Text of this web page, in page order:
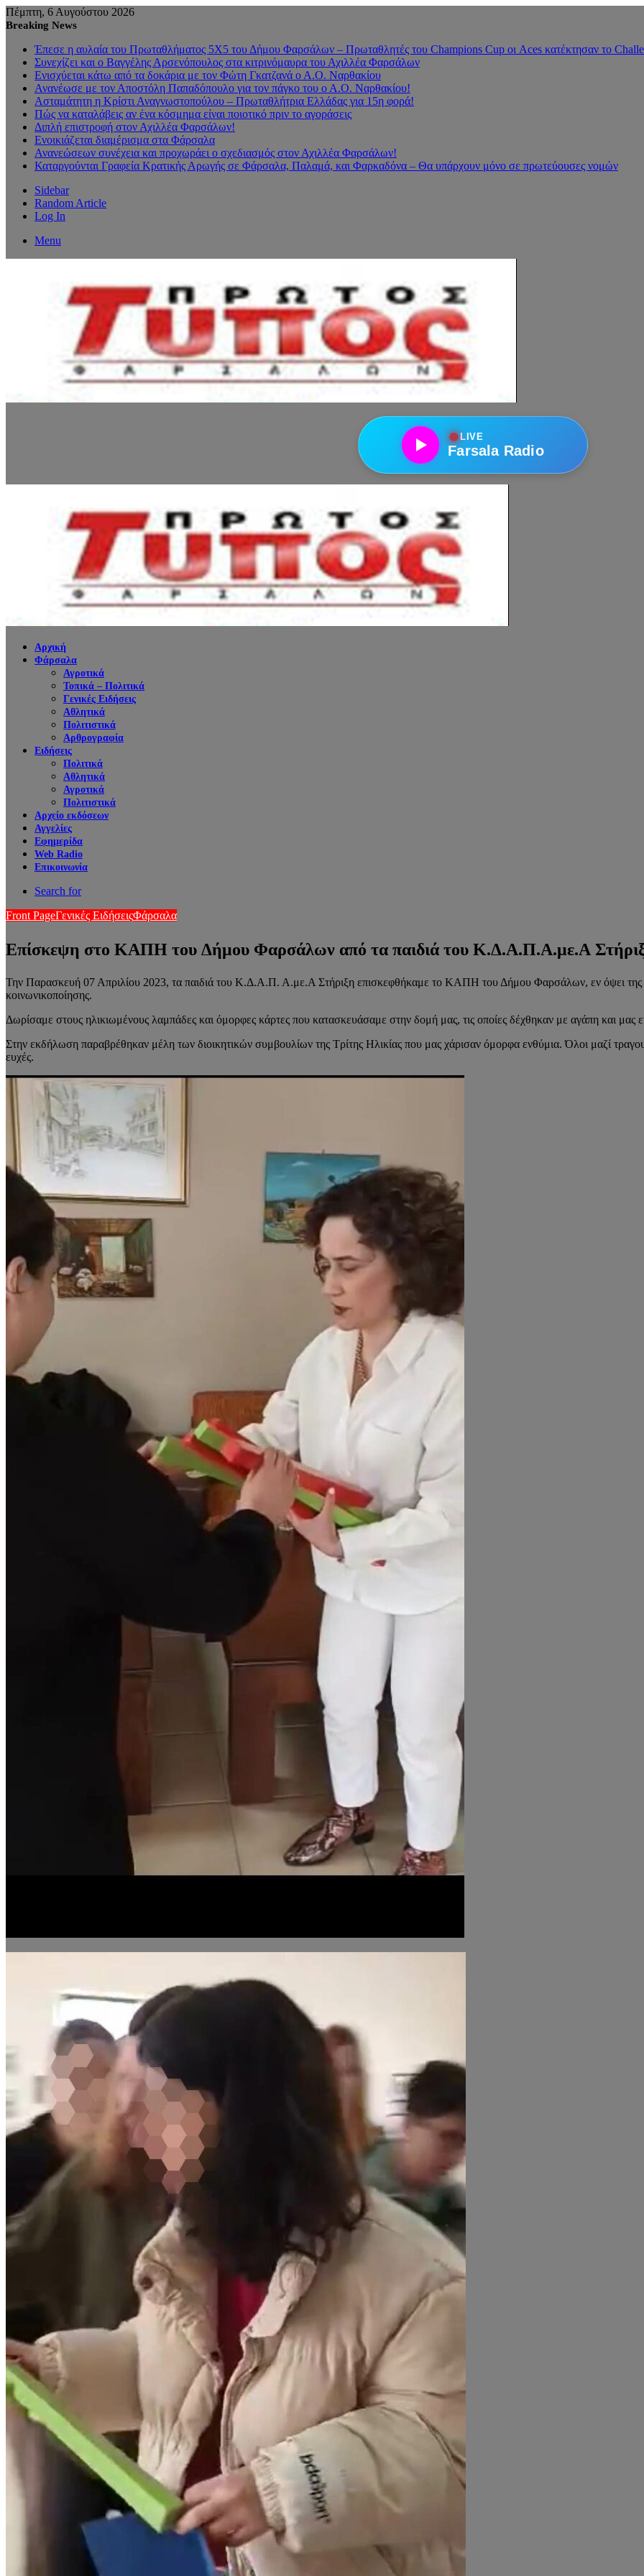
Πέμπτη, 6 Αυγούστου 2026
Breaking News
Έπεσε η αυλαία του Πρωταθλήματος 5Χ5 του Δήμου Φαρσάλων – Πρωταθλητές του Champions Cup οι Aces κατέκτησαν το
Συνεχίζει και ο Βαγγέλης Αρσενόπουλος στα κιτρινόμαυρα του Αχιλλέα Φαρσάλων
Ενισχύεται κάτω από τα δοκάρια με τον Φώτη Γκατζανά ο Α.Ο. Ναρθακίου
Ανανέωσε με τον Αποστόλη Παπαδόπουλο για τον πάγκο του ο Α.Ο. Ναρθακίου!
Ασταμάτητη η Κρίστι Αναγνωστοπούλου – Πρωταθλήτρια Ελλάδας για 15η φορά!
Πώς να καταλάβεις αν ένα κόσμημα είναι ποιοτικό πριν το αγοράσεις
Διπλή επιστροφή στον Αχιλλέα Φαρσάλων!
Ενοικιάζεται διαμέρισμα στα Φάρσαλα
Ανανεώσεων συνέχεια και προχωράει ο σχεδιασμός στον Αχιλλέα Φαρσάλων!
Καταργούνται Γραφεία Κρατικής Αρωγής σε Φάρσαλα, Παλαμά, και Φαρκαδόνα – Θα υπάρχουν μόνο σε πρωτεύουσες νομών
Sidebar
Random Article
Log In
Menu
●LIVE
Farsala Radio
Αρχική
Φάρσαλα
Αγροτικά
Τοπικά – Πολιτικά
Γενικές Ειδήσεις
Αθλητικά
Πολιτιστικά
Αρθρογραφία
Ειδήσεις
Πολιτικά
Αθλητικά
Αγροτικά
Πολιτιστικά
Αρχείο εκδόσεων
Αγγελίες
Εφημερίδα
Web Radio
Επικοινωνία
Search for
Front PageΓενικές ΕιδήσειςΦάρσαλα
Επίσκεψη στο ΚΑΠΗ του Δήμου Φαρσάλων από τα παιδιά του Κ.Δ.Α.Π.Α.με.Α
Την Παρασκευή 07 Απριλίου 2023, τα παιδιά του Κ.Δ.Α.Π. Α.με.Α Στήριξη επισκεφθήκαμε το ΚΑΠΗ του Δήμου Φαρσάλων, εν όψει της
κοινωνικοποίησης.
Δωρίσαμε στους ηλικιωμένους λαμπάδες και όμορφες κάρτες που κατασκευάσαμε στην δομή μας, τις οποίες δέχθηκαν με αγάπη και
Στην εκδήλωση παραβρέθηκαν μέλη των διοικητικών συμβουλίων της Τρίτης Ηλικίας που μας χάρισαν όμορφα ενθύμια. Όλοι μαζί
ευχές.